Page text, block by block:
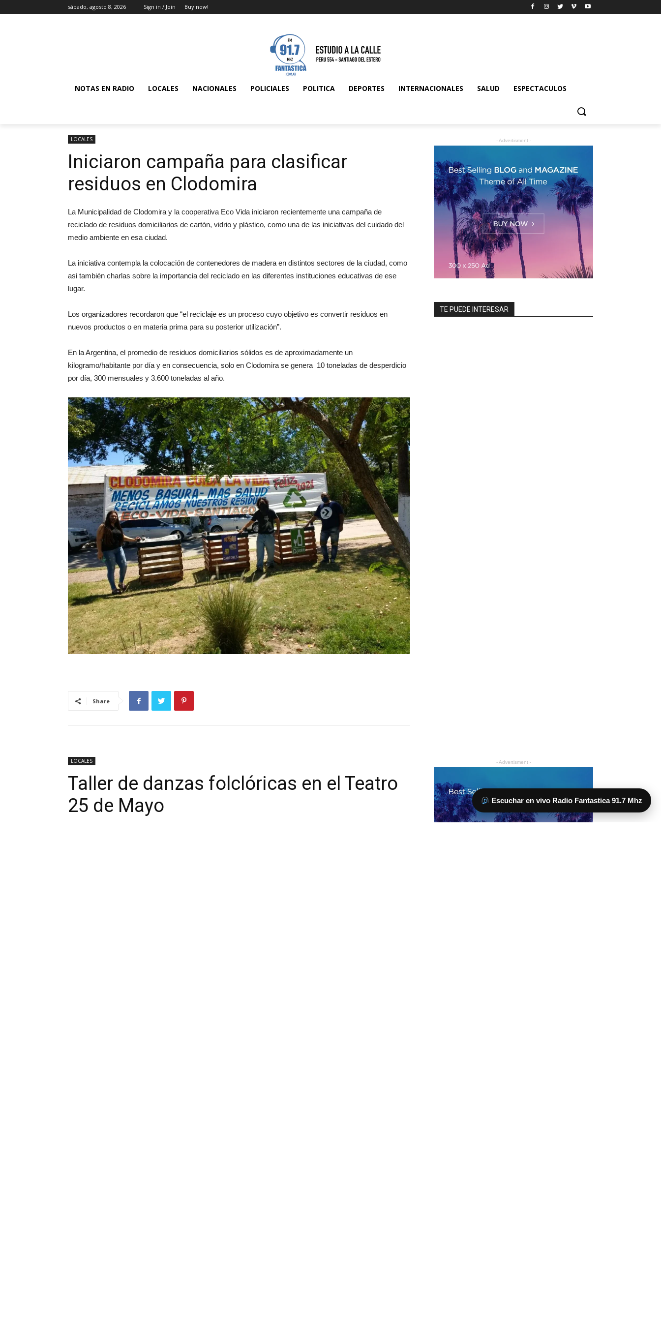
Escuchar en vivo Radio Fantastica 91.7 Mhz
sábado, agosto 8, 2026 Sign in / Join Buy now!
NOTAS EN RADIO LOCALES NACIONALES POLICIALES POLITICA DEPORTES INTERNACIONALES SALUD ESPECTACULOS
LOCALES
Iniciaron campaña para clasificar
residuos en Clodomira
La Municipalidad de Clodomira y la cooperativa Eco Vida iniciaron recientemente una campaña de
reciclado de residuos domiciliarios de cartón, vidrio y plástico, como una de las iniciativas del cuidado del
medio ambiente en esa ciudad.
La iniciativa contempla la colocación de contenedores de madera en distintos sectores de la ciudad, como
asi también charlas sobre la importancia del reciclado en las diferentes instituciones educativas de ese
lugar.
Los organizadores recordaron que “el reciclaje es un proceso cuyo objetivo es convertir residuos en
nuevos productos o en materia prima para su posterior utilización”.
En la Argentina, el promedio de residuos domiciliarios sólidos es de aproximadamente un
kilogramo/habitante por día y en consecuencia, solo en Clodomira se genera 10 toneladas de desperdicio
por día, 300 mensuales y 3.600 toneladas al año.
Share
- Advertisment -
TE PUEDE INTERESAR